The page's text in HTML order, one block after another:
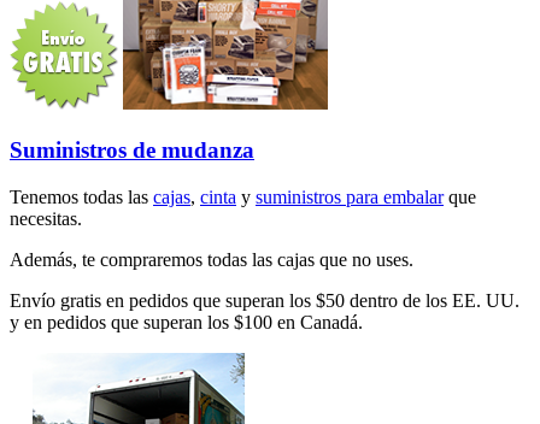
Suministros de mudanza
Tenemos todas las cajas, cinta y suministros para embalarque
necesitas.
Además, te compraremos todas las cajas que no uses.
Envío gratis en pedidos que superan los $50 dentro de los EE. UU.
y en pedidos que superan los $100 en Canadá.